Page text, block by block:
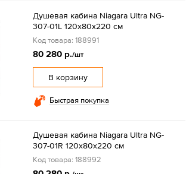
Душевая кабина Niagara Ultra NG-
307-01L 120х80х220 см
Код товара: 188991
80 280 р./шт
В корзину
Быстрая покупка
Душевая кабина Niagara Ultra NG-
307-01R 120х80х220 см
Код товара: 188992